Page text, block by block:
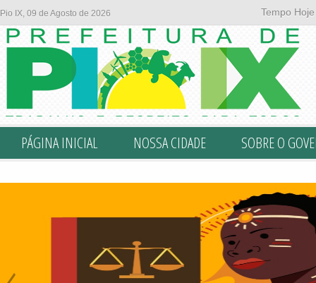
Pio IX, 09 de Agosto de 2026 Tempo
PÁGINA INICIAL NOSSA CIDADE SOBRE O